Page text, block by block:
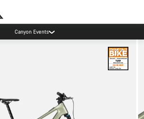
Canyon Events